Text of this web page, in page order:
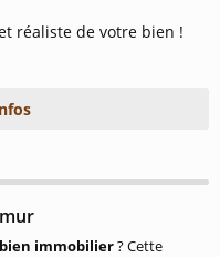
réaliste de votre bien !
bien immobilier? Cette